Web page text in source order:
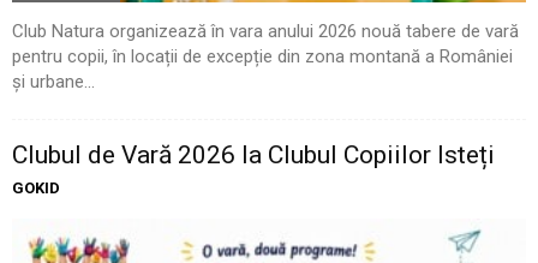
Club Natura organizează în vara anului 2026 nouă tabere de vară
pentru copii, în locații de excepție din zona montană a României
și urbane...
Clubul de Vară 2026 la Clubul Copiilor Isteți
GOKID